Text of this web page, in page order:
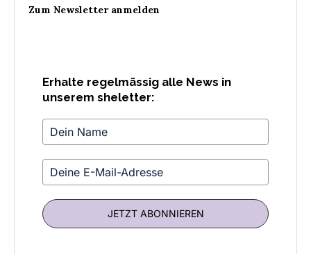
Zum Newsletter anmelden
Erhalte regelmässig alle News in
unserem sheletter:
JETZT ABONNIEREN